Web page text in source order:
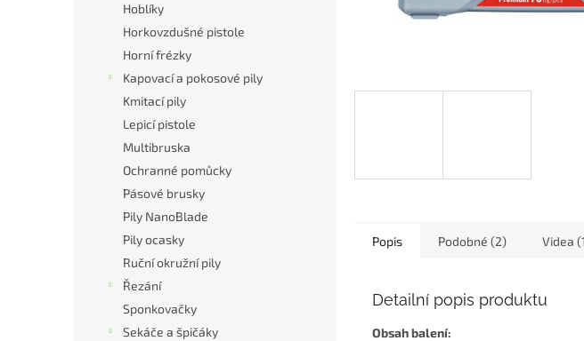
Hoblíky
Horkovzdušné pistole
Horní frézky
Kapovací a pokosové pily
Kmitací pily
Lepicí pistole
Multibruska
Ochranné pomůcky
Pásové brusky
Pily NanoBlade
Pily ocasky
Ruční okružní pily
Řezání
Sponkovačky
Sekáče a špičáky
Popis Podobné (2) Videa
Detailní popis produktu
Obsah balení: